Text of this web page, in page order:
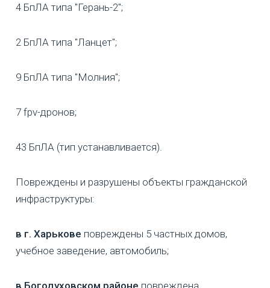
4 БпЛА типа "Герань-2";
2 БпЛА типа "Ланцет";
9 БпЛА типа "Молния";
7 fpv-дронов;
43 БпЛА (тип устанавливается).
Повреждены и разрушены объекты гражданской
инфраструктуры:
в г. Харькове повреждены 5 частных домов,
учебное заведение, автомобиль;
в Богодуховском районе повреждена